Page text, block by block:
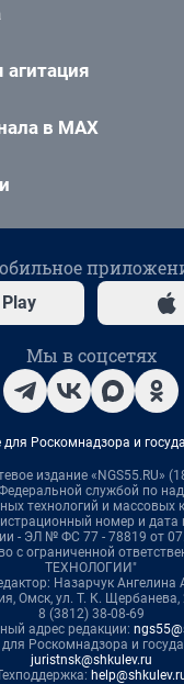
в MAX
Мы в соцсетях
Роскомнадзора и
издание «NGS55.RU»
службой по
технологий и массовых
номер и дата
- ЭЛ № ФС 77 - 78819 от
с ограниченной
ТЕХНОЛОГИИ"
Назарчук Ангелина
Омск, ул. Т. К.
8 (3812) 38-08-69
адрес редакции:
Роскомнадзора и
juristnsk@shkulev.ru